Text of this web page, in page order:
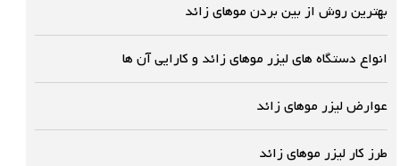
بهترین روش از بین بردن موهای زائد
انواع دستگاه های لیزر موهای زائد و کارایی آن ها
عوارض لیزر موهای زائد
طرز کار لیزر موهای زائد